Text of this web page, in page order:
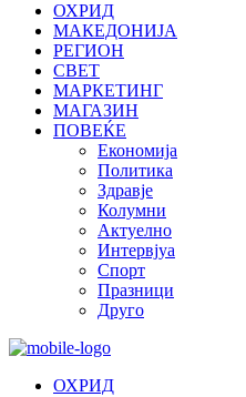
ОХРИД
МАКЕДОНИЈА
РЕГИОН
СВЕТ
МАРКЕТИНГ
МАГАЗИН
ПОВЕЌЕ
Економија
Политика
Здравје
Колумни
Актуелно
Интервјуа
Спорт
Празници
Друго
ОХРИД